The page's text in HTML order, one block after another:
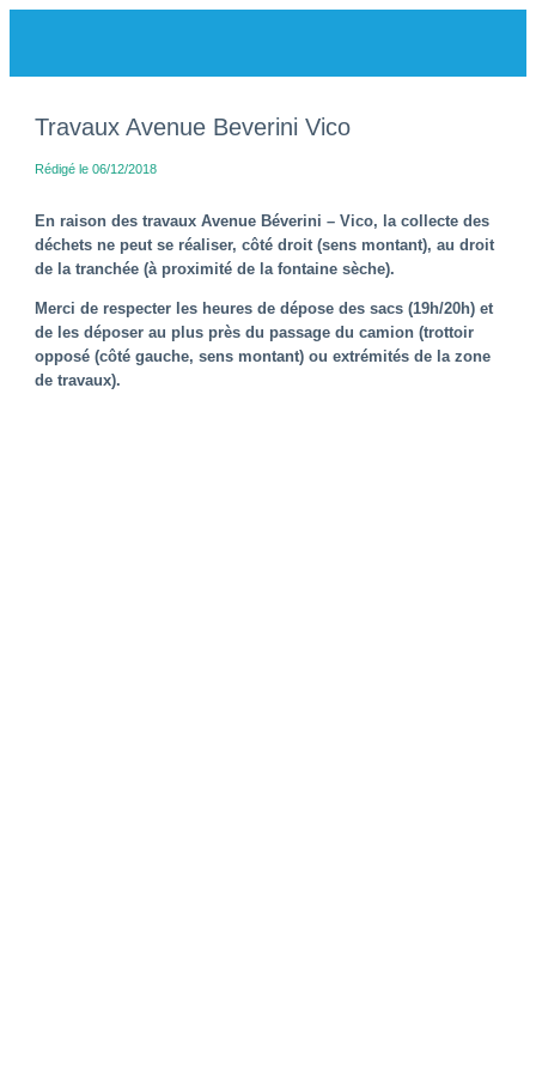
Travaux Avenue Beverini Vico
Rédigé le 06/12/2018
En raison des travaux Avenue Béverini – Vico, la collecte des
déchets ne peut se réaliser, côté droit (sens montant), au droit
de la tranchée (à proximité de la fontaine sèche).
Merci de respecter les heures de dépose des sacs (19h/20h) et
de les déposer au plus près du passage du camion (trottoir
opposé (côté gauche, sens montant) ou extrémités de la zone
de travaux).